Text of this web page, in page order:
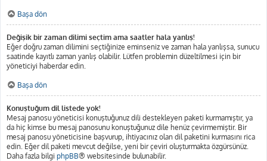
Başa dön
Değişik bir zaman dilimi seçtim ama saatler hala yanlış!
Eğer doğru zaman dilimini seçtiğinize eminseniz ve zaman hala yanlışsa, sunucu
saatinde kayıtlı zaman yanlış olabilir. Lütfen problemin düzeltilmesi için bir
yöneticiyi haberdar edin.
Başa dön
Konuştuğum dil listede yok!
Mesaj panosu yöneticisi konuştuğunuz dili destekleyen paketi kurmamıştır, ya
da hiç kimse bu mesaj panosunu konuştuğunuz dile henüz çevirmemiştir. Bir
mesaj panosu yöneticisine başvurup, ihtiyacınız olan dil paketini kurmasını rica
edin. Eğer dil paketi mevcut değilse, yeni bir çeviri oluşturmakta özgürsünüz.
Daha fazla bilgi phpBB® websitesinde bulunabilir.